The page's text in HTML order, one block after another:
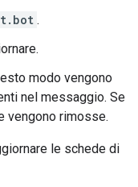
.
modo vengono
nel messaggio. Se
vengono rimosse.
le schede di